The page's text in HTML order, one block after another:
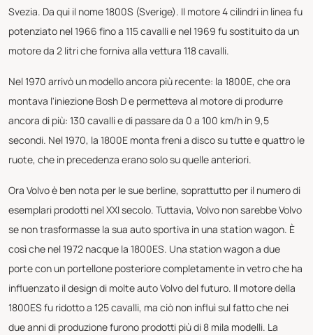
Svezia. Da qui il nome 1800S (Sverige). Il motore 4 cilindri in linea fu
potenziato nel 1966 fino a 115 cavalli e nel 1969 fu sostituito da un
motore da 2 litri che forniva alla vettura 118 cavalli.
Nel 1970 arrivò un modello ancora più recente: la 1800E, che ora
montava l'iniezione Bosh D e permetteva al motore di produrre
ancora di più: 130 cavalli e di passare da 0 a 100 km/h in 9,5
secondi. Nel 1970, la 1800E monta freni a disco su tutte e quattro le
ruote, che in precedenza erano solo su quelle anteriori.
Ora Volvo è ben nota per le sue berline, soprattutto per il numero di
esemplari prodotti nel XXI secolo. Tuttavia, Volvo non sarebbe Volvo
se non trasformasse la sua auto sportiva in una station wagon. È
così che nel 1972 nacque la 1800ES. Una station wagon a due
porte con un portellone posteriore completamente in vetro che ha
influenzato il design di molte auto Volvo del futuro. Il motore della
1800ES fu ridotto a 125 cavalli, ma ciò non influì sul fatto che nei
due anni di produzione furono prodotti più di 8 mila modelli. La